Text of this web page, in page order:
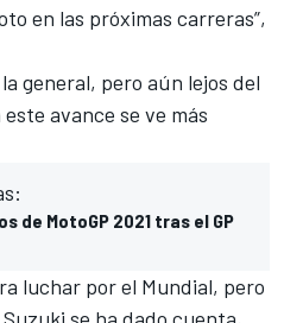
en las próximas carreras”,
general, pero aún lejos del
avance se ve más
de MotoGP 2021 tras el GP
luchar por el Mundial, pero
se ha dado cuenta,